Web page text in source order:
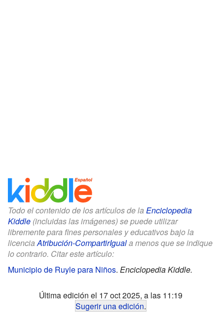
Todo el contenido de los artículos de la Enciclopedia
Kiddle (incluidas las imágenes) se puede utilizar
libremente para fines personales y educativos bajo la
licenciaAtribución-CompartirIguala menos que se indique
lo contrario. Citar este artículo:
Municipio de Ruyle para Niños. Enciclopedia Kiddle.
Última edición el 17 oct 2025, a las 11:19
Sugerir una edición.